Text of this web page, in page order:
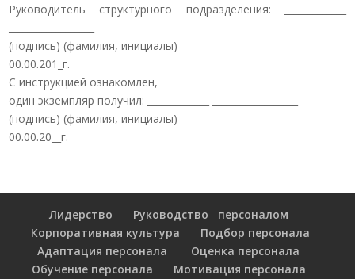
Руководитель структурного подразделения: _____________
(подпись) (фамилия, инициалы)
00.00.201_г.
С инструкцией ознакомлен,
один экземпляр получил: _____________ __________________
(подпись) (фамилия, инициалы)
00.00.20__г.
Лидерство
Руководство персоналом
Корпоративная культура
Подбор персонала
Адаптация персонала
Оценка персонала
Обучение персонала
Мотивация персонала